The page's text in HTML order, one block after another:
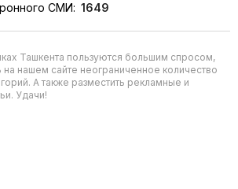
СМИ: 1649
Ташкента пользуются большим спросом,
нашем сайте неограниченное количество
А также разместить рекламные и
Удачи!